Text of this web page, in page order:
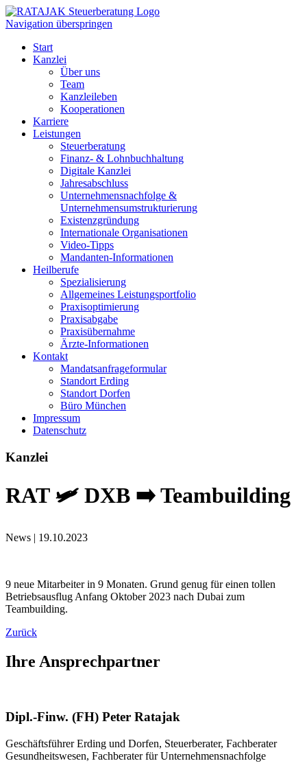
Navigation überspringen
Start
Kanzlei
Über uns
Team
Kanzleileben
Kooperationen
Karriere
Leistungen
Steuerberatung
Finanz- & Lohnbuchhaltung
Digitale Kanzlei
Jahresabschluss
Unternehmensnachfolge &
Unternehmensumstrukturierung
Existenzgründung
Internationale Organisationen
Video-Tipps
Mandanten-Informationen
Heilberufe
Spezialisierung
Allgemeines Leistungsportfolio
Praxisoptimierung
Praxisabgabe
Praxisübernahme
Ärzte-Informationen
Kontakt
Mandatsanfrageformular
Standort Erding
Standort Dorfen
Büro München
Impressum
Datenschutz
Kanzlei
RAT 🛩️ DXB ➡️ Teambuilding
News | 19.10.2023
9 neue Mitarbeiter in 9 Monaten. Grund genug für einen tollen
Betriebsausflug Anfang Oktober 2023 nach Dubai zum
Teambuilding.
Zurück
Ihre Ansprechpartner
Dipl.-Finw. (FH) Peter Ratajak
Geschäftsführer Erding und Dorfen, Steuerberater, Fachberater
Gesundheitswesen, Fachberater für Unternehmensnachfolge